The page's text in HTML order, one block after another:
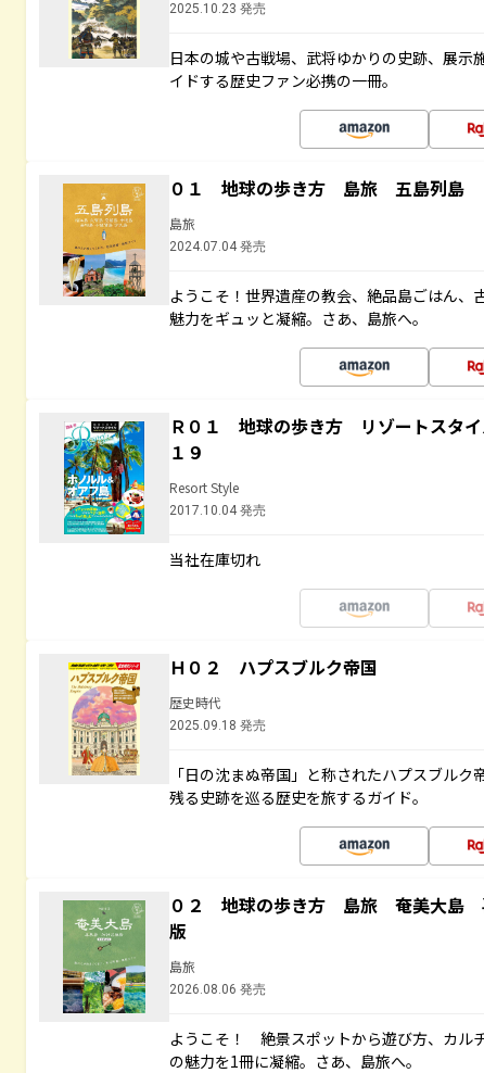
2025.10.23 発売
日本の城や古戦場、武将ゆかりの史跡、展
イドする歴史ファン必携の一冊。
０１ 地球の歩き方 島旅 五島列島
島旅
2024.07.04 発売
ようこそ！世界遺産の教会、絶品島ごはん、
魅力をギュッと凝縮。さあ、島旅へ。
Ｒ０１ 地球の歩き方 リゾートスタ
１９
Resort Style
2017.10.04 発売
当社在庫切れ
Ｈ０２ ハプスブルク帝国
歴史時代
2025.09.18 発売
「日の沈まぬ帝国」と称されたハプスブル
残る史跡を巡る歴史を旅するガイド。
０２ 地球の歩き方 島旅 奄美大島
版
島旅
2026.08.06 発売
ようこそ！ 絶景スポットから遊び方、カル
の魅力を1冊に凝縮。さあ、島旅へ。